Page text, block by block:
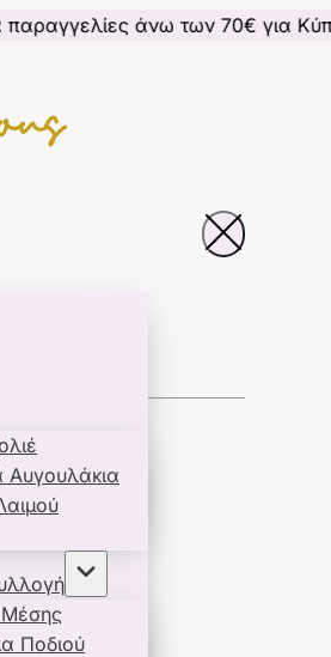
άνω των 70€ για Κύπρο
Μέσης
Ποδιού